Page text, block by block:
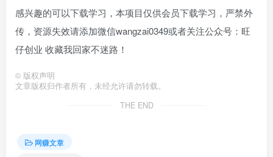
感兴趣的可以下载学习，本项目仅供会员下载学习，严禁外
传，资源失效请添加微信wangzai0349或者关注公众号：旺
仔创业 收藏我回家不迷路！
© 版权声明
文章版权归作者所有，未经允许请勿转载。
THE END
网赚文章